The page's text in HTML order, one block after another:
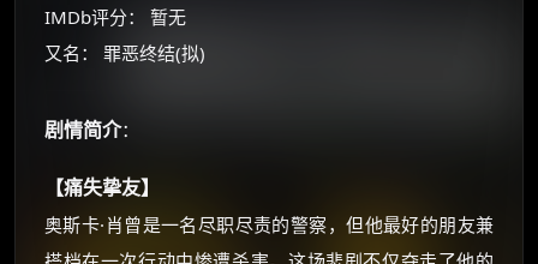
IMDb评分： 暂无
又名： 罪恶终结(拟)
剧情简介：
【痛失挚友】
奥斯卡·肖曾是一名尽职尽责的警察，但他最好的朋友兼
还有支付宝现金红包、外卖红包、